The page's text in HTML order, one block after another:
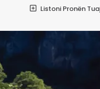
Listoni Pronën